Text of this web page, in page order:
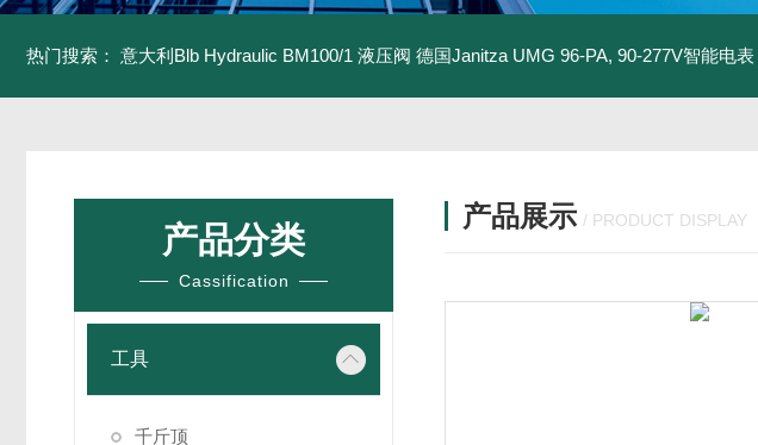
热门搜索： 意大利Blb Hydraulic BM100/1 液压阀 德国Janitza UMG 96-PA, 90-277V智能电表
产品分类
Cassification
工具
千斤顶
产品展示 / PRODUCT DISPLAY